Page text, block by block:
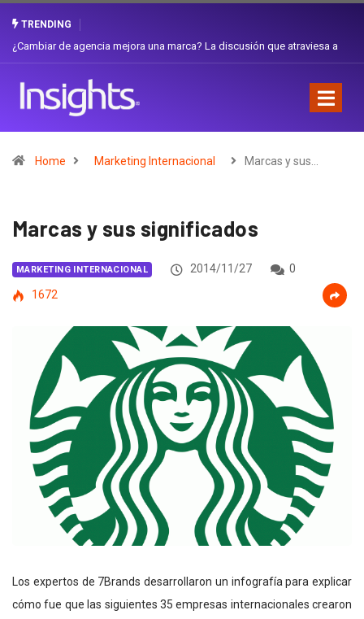
TRENDING
Gabriela Herrera y el arte de cambiarse el sombrero en Corporación
Home Marketing Internacional Marcas y sus…
Marcas y sus significados
MARKETING INTERNACIONAL 2014/11/27
0
1672
Los expertos de 7Brands desarrollaron un infografía para explicar
cómo fue que las siguientes 35 empresas internacionales crearon